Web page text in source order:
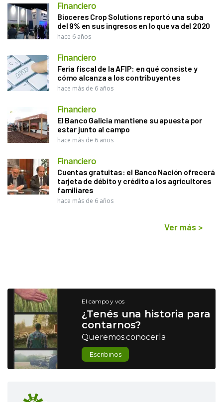
Financiero
Bioceres Crop Solutions reportó una suba
del 9% en sus ingresos en lo que va del 2020
hace 6 años
Financiero
Feria fiscal de la AFIP: en qué consiste y
cómo alcanza a los contribuyentes
hace más de 6 años
Financiero
El Banco Galicia mantiene su apuesta por
estar junto al campo
hace más de 6 años
Financiero
Cuentas gratuitas: el Banco Nación ofrecerá
tarjeta de débito y crédito a los agricultores
familiares
hace más de 6 años
Ver más >
El campo y vos
¿Tenés una historia para
contarnos?
Queremos conocerla
Escribinos